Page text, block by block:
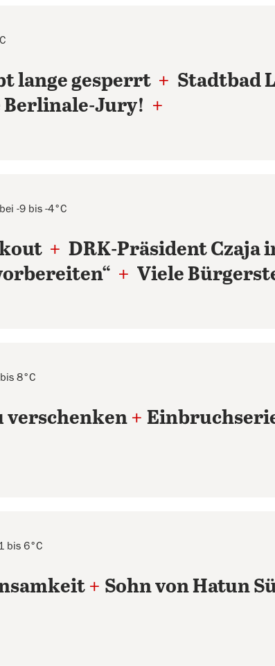
lange gesperrt + Stadtbad
Berlinale-Jury! +
-9 bis -4°C
+ DRK-Präsident Czaja
+ Viele
8°C
verschenken +
bis 6°C
+ Sohn von Hatun